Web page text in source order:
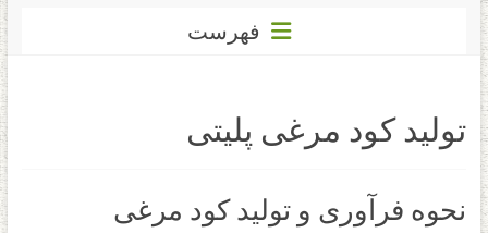
فهرست
تولید کود مرغی پلیتی
نحوه فرآوری و تولید کود مرغی